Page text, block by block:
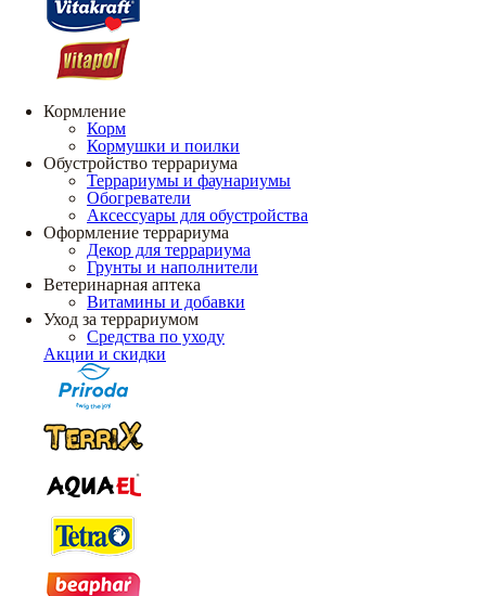
Кормление
Корм
Кормушки и поилки
Обустройство террариума
Террариумы и фаунариумы
Обогреватели
Аксессуары для обустройства
Оформление террариума
Декор для террариума
Грунты и наполнители
Ветеринарная аптека
Витамины и добавки
Уход за террариумом
Средства по уходу
Акции и скидки